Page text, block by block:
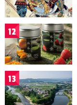
12
13